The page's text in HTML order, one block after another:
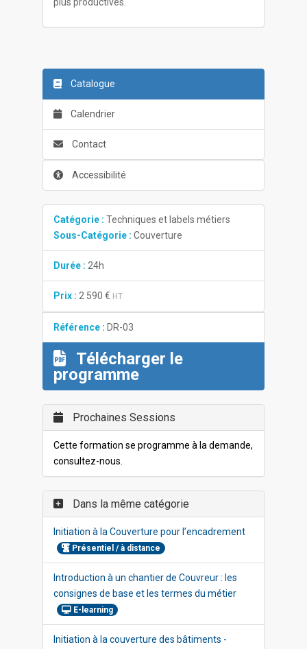
Catalogue
Calendrier
Contact
Accessibilité
Catégorie : Techniques et labels métiers
Sous-Catégorie : Couverture
Durée : 24h
Prix : 2 590 € HT
Référence : DR-03
Télécharger le
programme
Prochaines Sessions
Cette formation se programme à la demande,
consultez-nous.
Dans la même catégorie
Initiation à la Couverture pour l’encadrement
Présentiel / à distance
Introduction à un chantier de Couvreur : les
consignes de base et les termes du métier
E-learning
Initiation à la couverture des bâtiments -